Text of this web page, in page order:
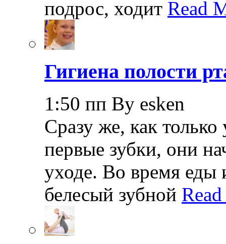
подрос, ходит Read
Гигиена полости
1:50 пп By esken
Сразу же, как
первые зубки, они
уходе. Во время еды
белесый зубной